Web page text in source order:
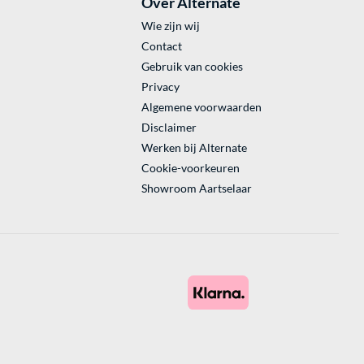
Wie zijn wij
Contact
Gebruik van cookies
Privacy
Algemene voorwaarden
Disclaimer
Werken bij Alternate
Cookie-voorkeuren
Showroom Aartselaar